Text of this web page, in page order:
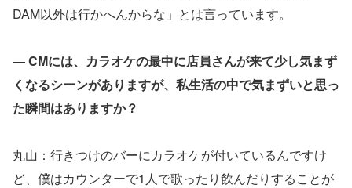
DAM以外は行かへんからな」とは言っています。
― CMには、カラオケの最中に店員さんが来て少し気まず
くなるシーンがありますが、私生活の中で気まずいと思っ
た瞬間はありますか？
丸山：行きつけのバーにカラオケが付いているんですけ
ど、僕はカウンターで1人で歌ったり飲んだりすることが